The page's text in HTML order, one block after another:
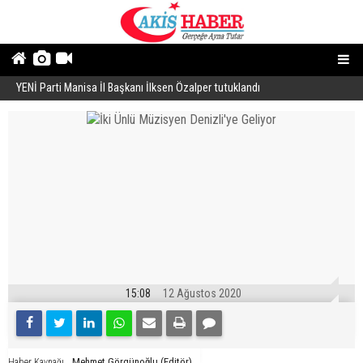
YENİ Parti Manisa İl Başkanı İlksen Özalper tutuklandı
15:08 12 Ağustos 2020